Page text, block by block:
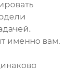
именно вам.